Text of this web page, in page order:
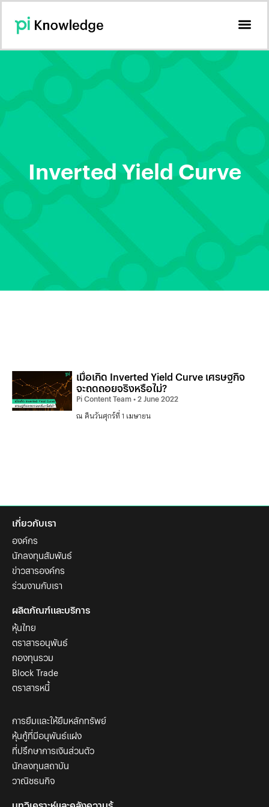
Inverted Yield Curve
เมื่อเกิด Inverted Yield Curve เศรษฐกิจ
จะถดถอยจริงหรือไม่?
Pi Content Team 2 June 2022
ณ คืนวันศุกร์ที่ 1 เมษายน
เกี่ยวกับเรา
องค์กร
นักลงทุนสัมพันธ์
ข่าวสารองค์กร
ร่วมงานกับเรา
ผลิตภัณฑ์และบริการ
หุ้นไทย
ตราสารอนุพันธ์
กองทุนรวม
Block Trade
ตราสารหนี้
การยืมและให้ยืมหลักทรัพย์
หุ้นกู้ที่มีอนุพันธ์แฝง
ที่ปรึกษาการเงินส่วนตัว
นักลงทุนสถาบัน
วาณิชธนกิจ